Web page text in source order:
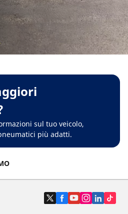
sul tuo veicolo,
più adatti.